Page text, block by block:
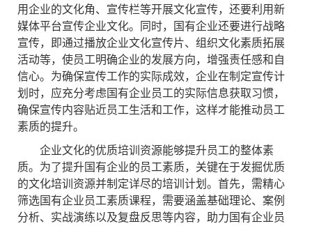
用企业的文化角、宣传栏等开展文化宣传，还要利用新
媒体平台宣传企业文化。同时，国有企业还要进行战略
宣传，即通过播放企业文化宣传片、组织文化素质拓展
活动等，使员工明确企业的发展方向，增强责任感和自
信心。为确保宣传工作的实际成效，企业在制定宣传计
划时，应充分考虑国有企业员工的实际信息获取习惯，
确保宣传内容贴近员工生活和工作，这样才能推动员工
素质的提升。
企业文化的优质培训资源能够提升员工的整体素
质。为了提升国有企业的员工素质，关键在于发掘优质
的文化培训资源并制定详尽的培训计划。首先，需精心
筛选国有企业员工素质课程，需要涵盖基础理论、案例
分析、实战演练以及复盘反思等内容，助力国有企业员